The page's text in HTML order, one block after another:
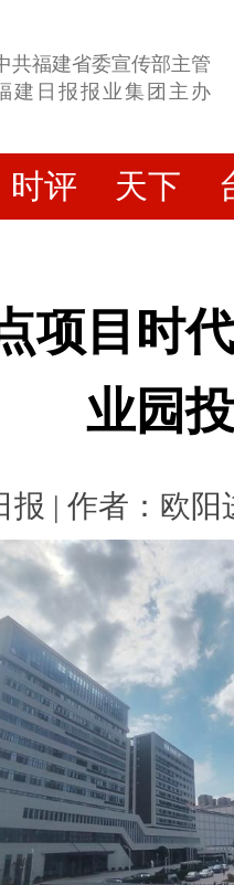
共福建省委宣传部主管
建日报报业集团主办
时评 天下
项目时
业园
| 作者：欧阳